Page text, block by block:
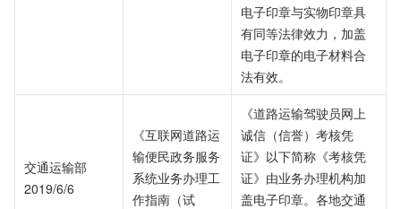
电子印章与实物印章具
有同等法律效力，加盖
电子印章的电子材料合
法有效。
交通运输部
2019/6/6
《互联网道路运
输便民政务服务
系统业务办理工
作指南（试
《道路运输驾驶员网上
诚信（信誉）考核凭
证》以下简称《考核凭
证》由业务办理机构加
盖电子印章。各地交通